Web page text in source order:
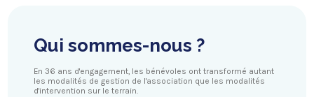
Qui sommes-nous ?
En 36 ans d'engagement, les bénévoles ont transformé autant
les modalités de gestion de l'association que les modalités
d'intervention sur le terrain.